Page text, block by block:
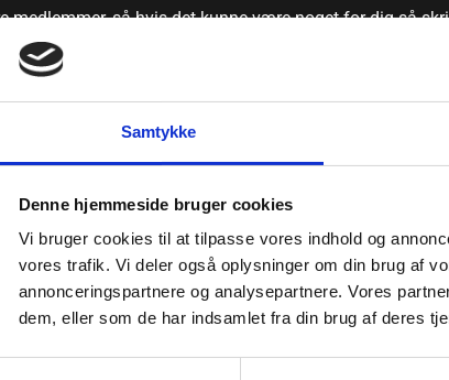
Samtykke
Denne hjemmeside bruger cookies
Vi bruger cookies til at tilpasse vores indhold og
vores trafik. Vi deler også oplysninger om din brug af
annonceringspartnere og analysepartnere. Vores
dem, eller som de har indsamlet fra din brug af deres
medlemmer, så hvis det kunne være noget for dig så